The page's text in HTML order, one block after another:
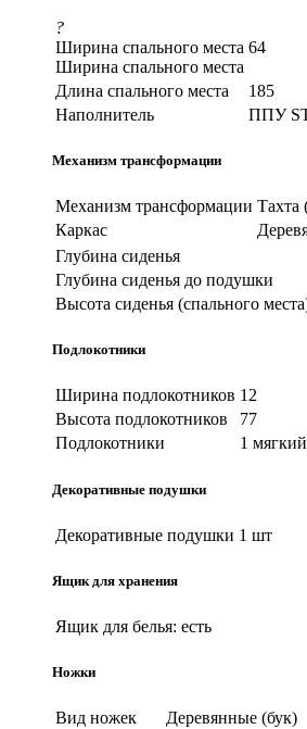
?
Ширина спального места
Ширина спального места
64
Длина спального места
185
Наполнитель
ППУ
Механизм трансформации
Механизм трансформации Тахта
Каркас
Глубина сиденья
Глубина сиденья до подушки
Высота сиденья (спального
Подлокотники
Ширина подлокотников 12
Высота подлокотников
77
Подлокотники
1
Декоративные подушки
Декоративные подушки 1 шт
Ящик для хранения
Ящик для белья: есть
Ножки
Вид ножек
Деревянные (бук)